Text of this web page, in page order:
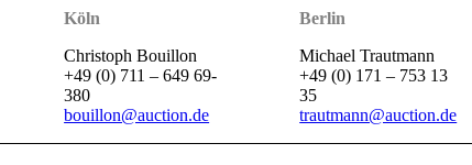
Köln
Christoph Bouillon
+49 (0) 711 – 649 69-
380
bouillon@auction.de
Berlin
Michael Trautmann
+49 (0) 171 – 753 13
35
trautmann@auction.de